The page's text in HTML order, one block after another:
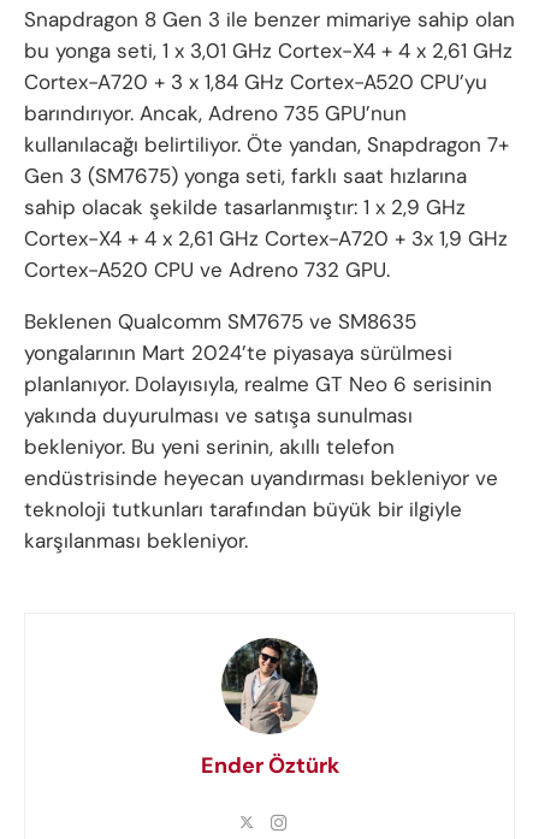
Snapdragon 8 Gen 3 ile benzer mimariye sahip olan
bu yonga seti, 1 x 3,01 GHz Cortex-X4 + 4 x 2,61 GHz
Cortex-A720 + 3 x 1,84 GHz Cortex-A520 CPU’yu
barındırıyor. Ancak, Adreno 735 GPU’nun
kullanılacağı belirtiliyor. Öte yandan, Snapdragon 7+
Gen 3 (SM7675) yonga seti, farklı saat hızlarına
sahip olacak şekilde tasarlanmıştır: 1 x 2,9 GHz
Cortex-X4 + 4 x 2,61 GHz Cortex-A720 + 3x 1,9 GHz
Cortex-A520 CPU ve Adreno 732 GPU.
Beklenen Qualcomm SM7675 ve SM8635
yongalarının Mart 2024’te piyasaya sürülmesi
planlanıyor. Dolayısıyla, realme GT Neo 6 serisinin
yakında duyurulması ve satışa sunulması
bekleniyor. Bu yeni serinin, akıllı telefon
endüstrisinde heyecan uyandırması bekleniyor ve
teknoloji tutkunları tarafından büyük bir ilgiyle
karşılanması bekleniyor.
Ender Öztürk